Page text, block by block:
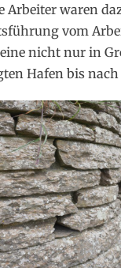
Arbeiter waren
vom
nicht nur in
Hafen bis